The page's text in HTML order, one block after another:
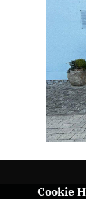
Cookie